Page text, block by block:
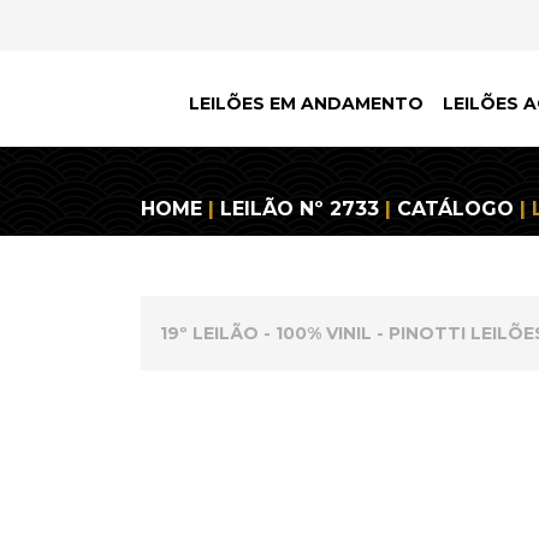
LEILÕES EM ANDAMENTO LEILÕES
HOME | LEILÃO Nº 2733 | CATÁLOGO |
19º LEILÃO - 100% VINIL - PINOTTI